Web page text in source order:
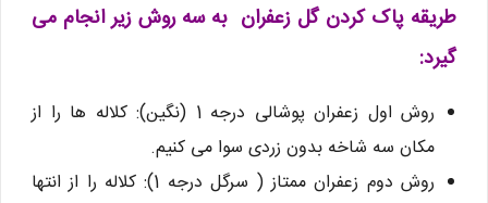
طریقه پاک کردن گل زعفران به سه روش زیر انجام می
گیرد:
روش اول زعفران پوشالی درجه 1 (نگین): کلاله ها را از
مکان سه شاخه بدون زردی سوا می کنیم.
روش دوم زعفران ممتاز ( سرگل درجه 1): کلاله را از انتها